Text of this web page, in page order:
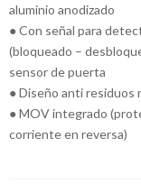
aluminio anodizado
● Con señal para
(bloqueado –
sensor de puerta
● Diseño anti residuos
● MOV integrado
corriente en reversa)